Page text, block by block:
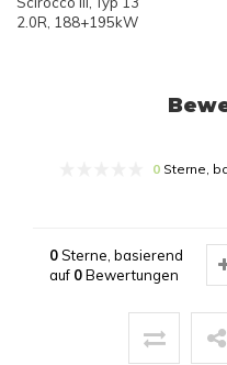
2.0R, 188+195kW
0 Sterne,
0Sterne, basierend
auf 0Bewertungen